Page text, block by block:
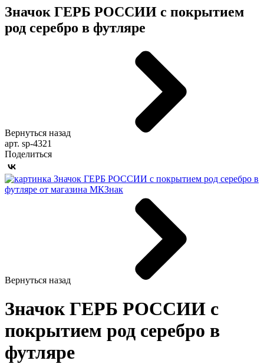
Значок ГЕРБ РОССИИ с покрытием
род серебро в футляре
Вернуться назад
арт. sp-4321
Поделиться
Вернуться назад
Значок ГЕРБ РОССИИ с
покрытием род серебро в
футляре